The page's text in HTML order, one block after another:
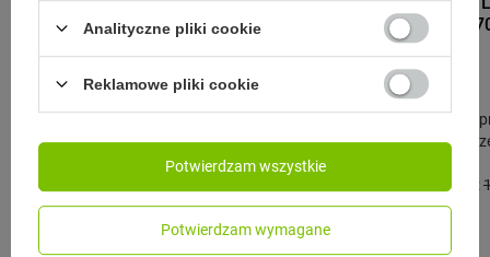
CONTIGO
Contigo West Loop 2.0 - Kubek
termiczny dla Szefa - 470 ml -
termiczny -
Mat
94,99 zł
Najniższa cena
przed
Cena regularna:
Analityczne pliki cookie
Reklamowe pliki cookie
Potwierdzam wymagane
Potwierdzam wszystkie